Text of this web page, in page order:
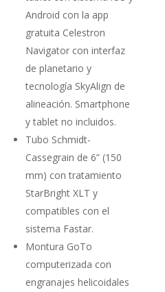
Android con la app
gratuita Celestron
Navigator con interfaz
de planetario y
tecnología SkyAlign de
alineación. Smartphone
y tablet no incluidos.
Tubo Schmidt­-
Cassegrain de 6” (150
mm) con trata­miento
StarBright XLT y
compatibles con el
sistema Fastar.
Montura GoTo
computerizada con
engranajes helicoidales